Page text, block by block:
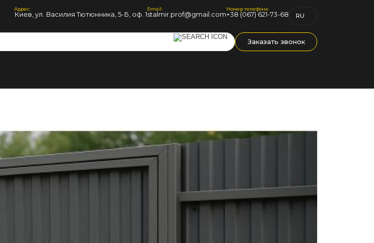
Адрес:
Киев, ул. Василия Тютюнника, 5-Б, оф. 1
Email:
stalmir.prof@gmail.com
Номер телефона:
+38 (067) 621-73-68
RU
Заказать звонок